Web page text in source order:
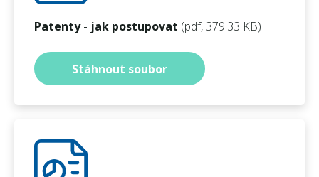
Patenty - jak postupovat (pdf, 379.33 KB)
Stáhnout soubor